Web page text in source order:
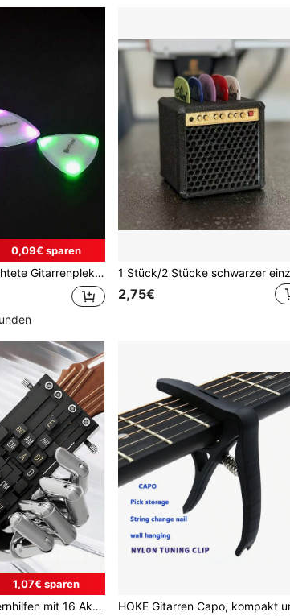
0,09€ sparen
(Weiß/Grün/Lila), Gitarren LED, Gitarren Geschenke, Gitarren Zubehör Plektren, Rockmusik, Gitarren Capo, aufblasbares Gitarren
2,75€
1,07€ sparen
Gitarren-Wartungswerkzeuge für akustische und elektrische Gitarren, Bass und Ukulele